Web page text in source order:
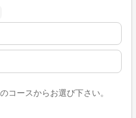
コースからお選び下さい。